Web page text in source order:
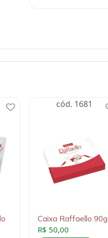
cód. 1681
Caixa Raffaello 90g
R$ 50,00